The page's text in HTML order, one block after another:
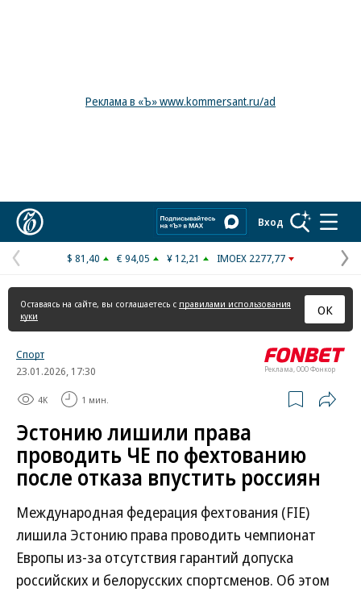
Реклама в «Ъ» www.kommersant.ru/ad
Вход
Предыдущая
страница
$ 81,40 € 94,05 ¥ 12,21 IMOEX 2277,77
Оставаясь на сайте, вы соглашаетесь с правилами использования
куки
ОК
Реклама, ООО Фонкор
Спорт
23.01.2026, 17:30
4K 1 мин.
Эстонию лишили права
проводить ЧЕ по фехтованию
после отказа впустить россиян
Международная федерация фехтования (FIE)
лишила Эстонию права проводить чемпионат
Европы из-за отсутствия гарантий допуска
российских и белорусских спортсменов. Об этом